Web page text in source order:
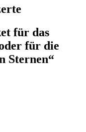
für das
für die
Sternen“